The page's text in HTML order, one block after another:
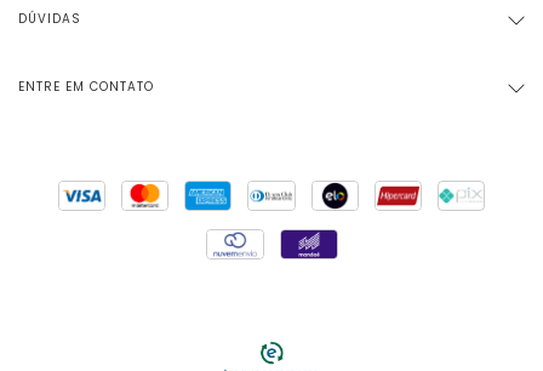
DÚVIDAS
ENTRE EM CONTATO